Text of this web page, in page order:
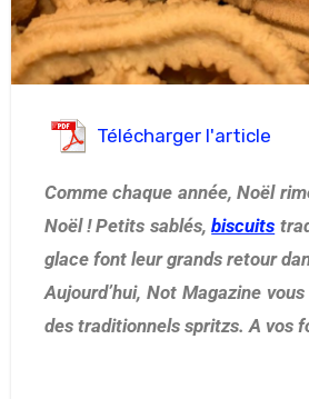
Télécharger l'article
Comme chaque année, Noël rime avec biscuits de
Noël ! Petits sablés,biscuits
glace font leur grands retour
Aujourd’hui, Not Magazine
des traditionnels spritzs. A vos